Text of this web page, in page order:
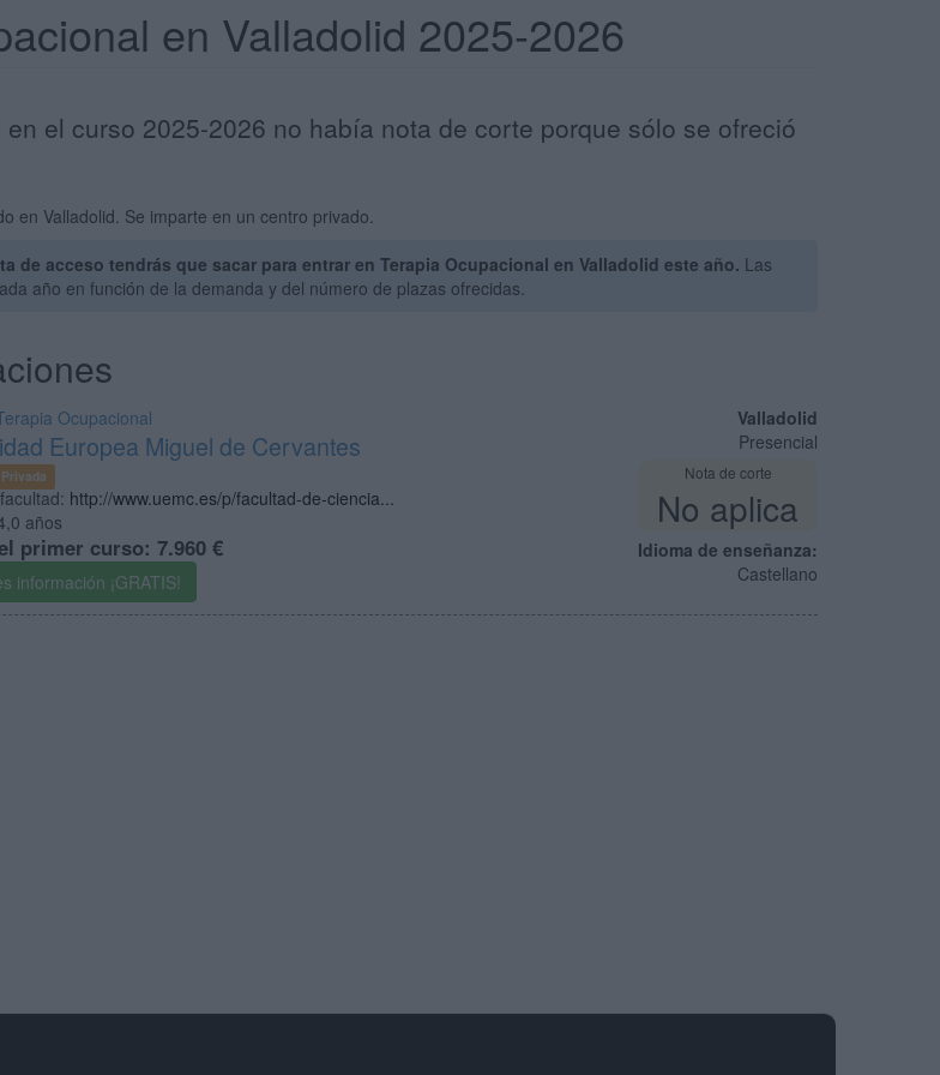
en Valladolid 2025-2026
el curso 2025-2026 no había nota de corte porque sólo se ofreció
en Valladolid. Se imparte en un centro privado.
de acceso tendrás que sacar para entrar en Terapia Ocupacional en Valladolid este año. Las
año en función de la demanda y del número de plazas ofrecidas.
Valladolid
Presencial
Nota de corte
No aplica
Idioma de enseñanza:
Castellano
Ocupacional
Europea Miguel de Cervantes
http://www.uemc.es/p/facultad-de-ciencia...
años
primer curso: 7.960 €
información ¡GRATIS!